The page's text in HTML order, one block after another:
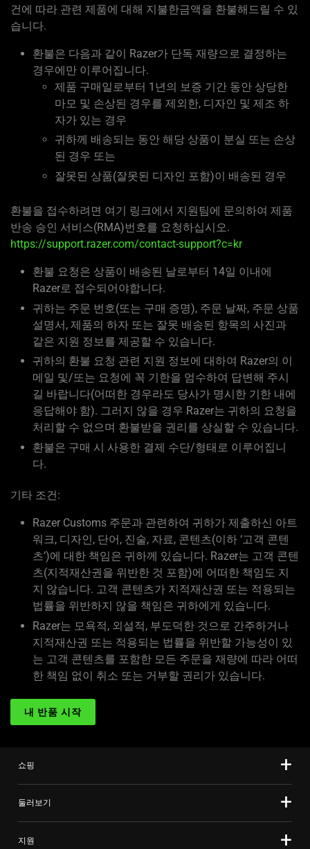
건에 따라 관련 제품에 대해 지불한금액을 환불해드릴 수 있
습니다.
환불은 다음과 같이 Razer가 단독 재량으로 결정하는
경우에만 이루어집니다.
제품 구매일로부터 1년의 보증 기간 동안 상당한
마모 및 손상된 경우를 제외한, 디자인 및 제조 하
자가 있는 경우
귀하께 배송되는 동안 해당 상품이 분실 또는 손상
된 경우 또는
잘못된 상품(잘못된 디자인 포함)이 배송된 경우
환불을 접수하려면 여기 링크에서 지원팀에 문의하여 제품
반송 승인 서비스(RMA)번호를 요청하십시오.
https://support.razer.com/contact-support?c=kr
환불 요청은 상품이 배송된 날로부터 14일 이내에
Razer로 접수되어야합니다.
귀하는 주문 번호(또는 구매 증명), 주문 날짜, 주문 상품
설명서, 제품의 하자 또는 잘못 배송된 항목의 사진과
같은 지원 정보를 제공할 수 있습니다.
귀하의 환불 요청 관련 지원 정보에 대하여 Razer의 이
메일 및/또는 요청에 꼭 기한을 엄수하여 답변해 주시
길 바랍니다(어떠한 경우라도 당사가 명시한 기한 내에
응답해야 함). 그러지 않을 경우 Razer는 귀하의 요청을
처리할 수 없으며 환불받을 권리를 상실할 수 있습니다.
환불은 구매 시 사용한 결제 수단/형태로 이루어집니
다.
기타 조건:
Razer Customs 주문과 관련하여 귀하가 제출하신 아트
워크, 디자인, 단어, 진술, 자료, 콘텐츠(이하 ‘고객 콘텐
츠’)에 대한 책임은 귀하께 있습니다. Razer는 고객 콘텐
츠(지적재산권을 위반한 것 포함)에 어떠한 책임도 지
지 않습니다. 고객 콘텐츠가 지적재산권 또는 적용되는
법률을 위반하지 않을 책임은 귀하에게 있습니다.
Razer는 모욕적, 외설적, 부도덕한 것으로 간주하거나
지적재산권 또는 적용되는 법률을 위반할 가능성이 있
는 고객 콘텐츠를 포함한 모든 주문을 재량에 따라 어떠
한 책임 없이 취소 또는 거부할 권리가 있습니다.
내 반품 시작
쇼핑
둘러보기
지원